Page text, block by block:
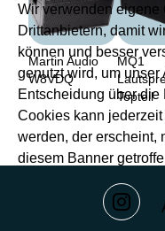
Wir verwenden
Drittanbietern, damit
können und besser
genutzt wird, um
Entscheidung über
Cookies kann
werden, der erscheint,
diesem Banner
Martin Audio
W8VDQ
MQ1
Topteil